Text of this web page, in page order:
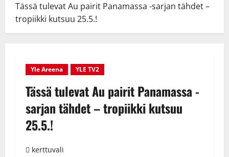
Tässä tulevat Au pairit Panamassa -sarjan tähdet –
tropiikki kutsuu 25.5.!
Yle Areena YLE TV2
Tässä tulevat Au pairit Panamassa -
sarjan tähdet – tropiikki kutsuu
25.5.!
kerttuvali